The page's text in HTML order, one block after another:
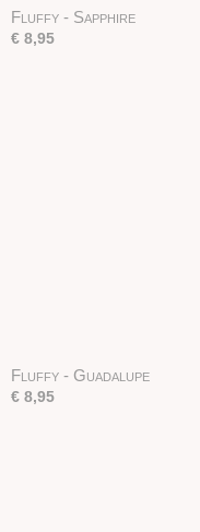
Fluffy - Sapphire
€ 8,95
Fluffy - Guadalupe
€ 8,95